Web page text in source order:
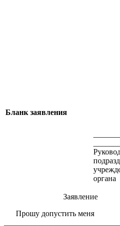
Бланк заявления
органа
Заявление
Прошу допустить меня